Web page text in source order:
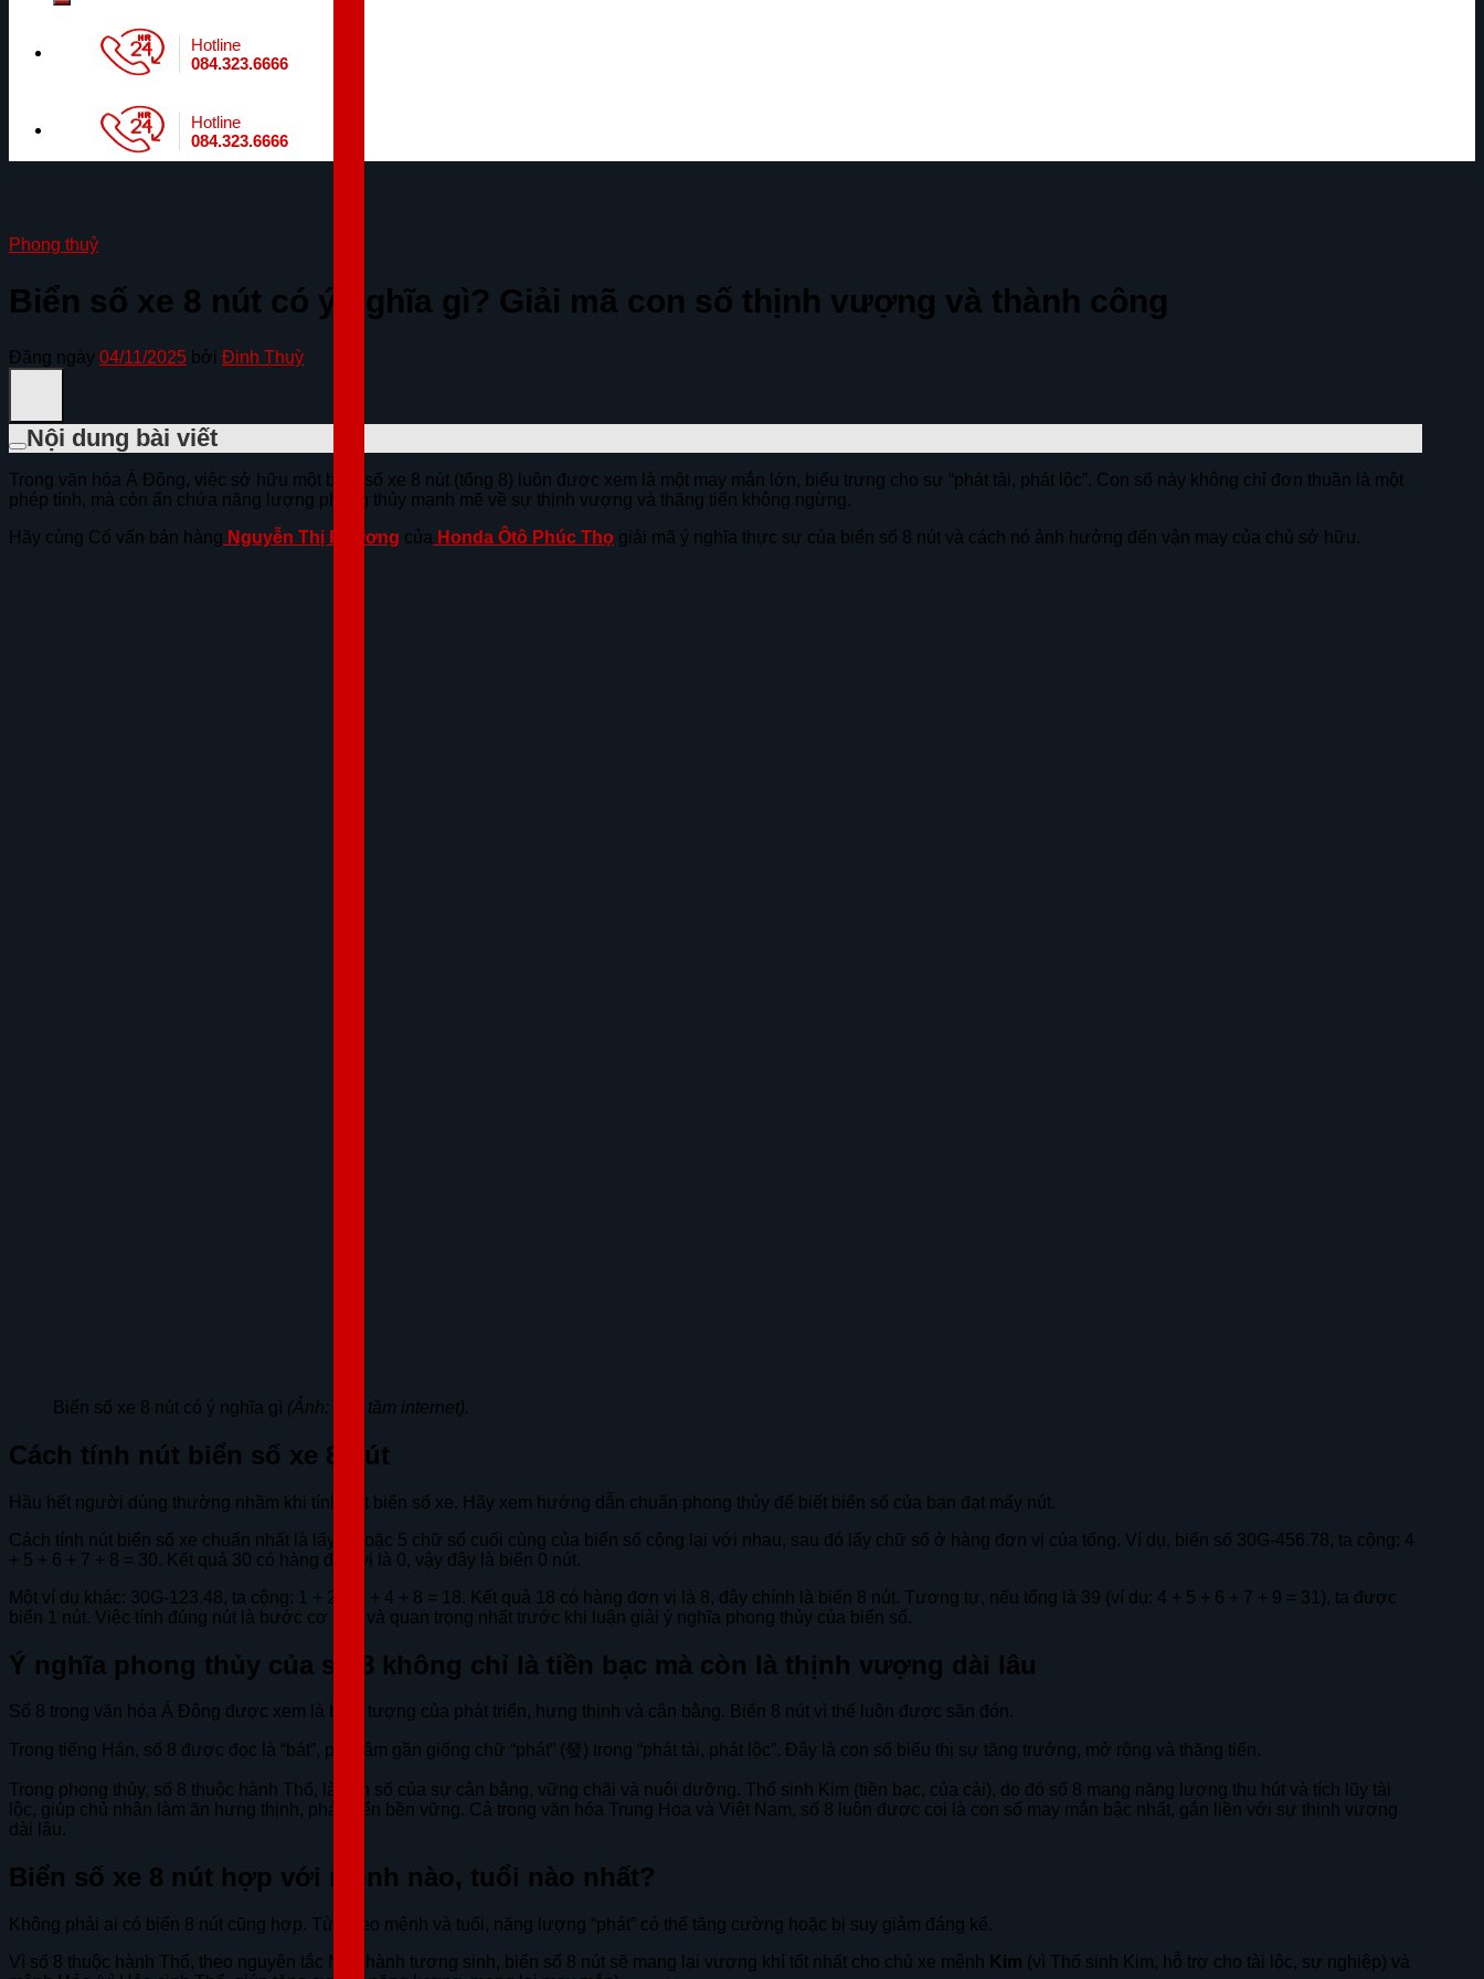
Hotline
084.323.6666
Hotline
084.323.6666
Phong thuỷ
Biển số xe 8 nút có ý nghĩa gì? Giải mã con số thịnh vượng và thành công
Đăng ngày 04/11/2025 bởi Đinh Thuỳ
Nội dung bài viết
Trong văn hóa Á Đông, việc sở hữu một biển số xe 8 nút (tổng 8) luôn được xem là một may mắn lớn, biểu trưng cho sự “phát tài, phát lộc”. Con số này không chỉ đơn thuần là một
phép tính, mà còn ẩn chứa năng lượng phong thủy mạnh mẽ về sự thịnh vượng và thăng tiến không ngừng.
Hãy cùng Cố vấn bán hàng Nguyễn Thị Phương của Honda Ôtô Phúc Thọ giải mã ý nghĩa thực sự của biển số 8 nút và cách nó ảnh hưởng đến vận may của chủ sở hữu.
Biển số xe 8 nút có ý nghĩa gì (Ảnh: sưu tầm internet).
Cách tính nút biển số xe 8 nút
Hầu hết người dùng thường nhầm khi tính nút biển số xe. Hãy xem hướng dẫn chuẩn phong thủy để biết biển số của bạn đạt mấy nút.
Cách tính nút biển số xe chuẩn nhất là lấy 4 hoặc 5 chữ số cuối cùng của biển số cộng lại với nhau, sau đó lấy chữ số ở hàng đơn vị của tổng. Ví dụ, biển số 30G-456.78, ta cộng: 4
+ 5 + 6 + 7 + 8 = 30. Kết quả 30 có hàng đơn vị là 0, vậy đây là biển 0 nút.
Một ví dụ khác: 30G-123.48, ta cộng: 1 + 2 + 3 + 4 + 8 = 18. Kết quả 18 có hàng đơn vị là 8, đây chính là biển 8 nút. Tương tự, nếu tổng là 39 (ví dụ: 4 + 5 + 6 + 7 + 9 = 31), ta được
biển 1 nút. Việc tính đúng nút là bước cơ bản và quan trọng nhất trước khi luận giải ý nghĩa phong thủy của biển số.
Ý nghĩa phong thủy của số 8 không chỉ là tiền bạc mà còn là thịnh vượng dài lâu
Số 8 trong văn hóa Á Đông được xem là biểu tượng của phát triển, hưng thịnh và cân bằng. Biển 8 nút vì thế luôn được săn đón.
Trong tiếng Hán, số 8 được đọc là “bát”, phát âm gần giống chữ “phát” (發) trong “phát tài, phát lộc”. Đây là con số biểu thị sự tăng trưởng, mở rộng và thăng tiến.
Trong phong thủy, số 8 thuộc hành Thổ, là con số của sự cân bằng, vững chãi và nuôi dưỡng. Thổ sinh Kim (tiền bạc, của cải), do đó số 8 mang năng lượng thu hút và tích lũy tài
lộc, giúp chủ nhân làm ăn hưng thịnh, phát triển bền vững. Cả trong văn hóa Trung Hoa và Việt Nam, số 8 luôn được coi là con số may mắn bậc nhất, gắn liền với sự thịnh vượng
dài lâu.
Biển số xe 8 nút hợp với mệnh nào, tuổi nào nhất?
Không phải ai có biển 8 nút cũng hợp. Tùy theo mệnh và tuổi, năng lượng “phát” có thể tăng cường hoặc bị suy giảm đáng kể.
Vì số 8 thuộc hành Thổ, theo nguyên tắc Ngũ hành tương sinh, biển số 8 nút sẽ mang lại vượng khí tốt nhất cho chủ xe mệnh Kim (vì Thổ sinh Kim, hỗ trợ cho tài lộc, sự nghiệp) và